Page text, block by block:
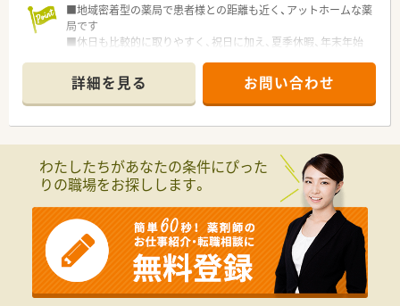
■地域密着型の薬局で患者様との距離も近く、アットホームな薬
局です
■休日も比較的に取りやすく、祝日に加え、夏季休暇、年末年始
■週休2.5日も相談可能
詳細を見る お問い合わせ
わたしたちがあなたの条件にぴった
りの職場をお探しします。